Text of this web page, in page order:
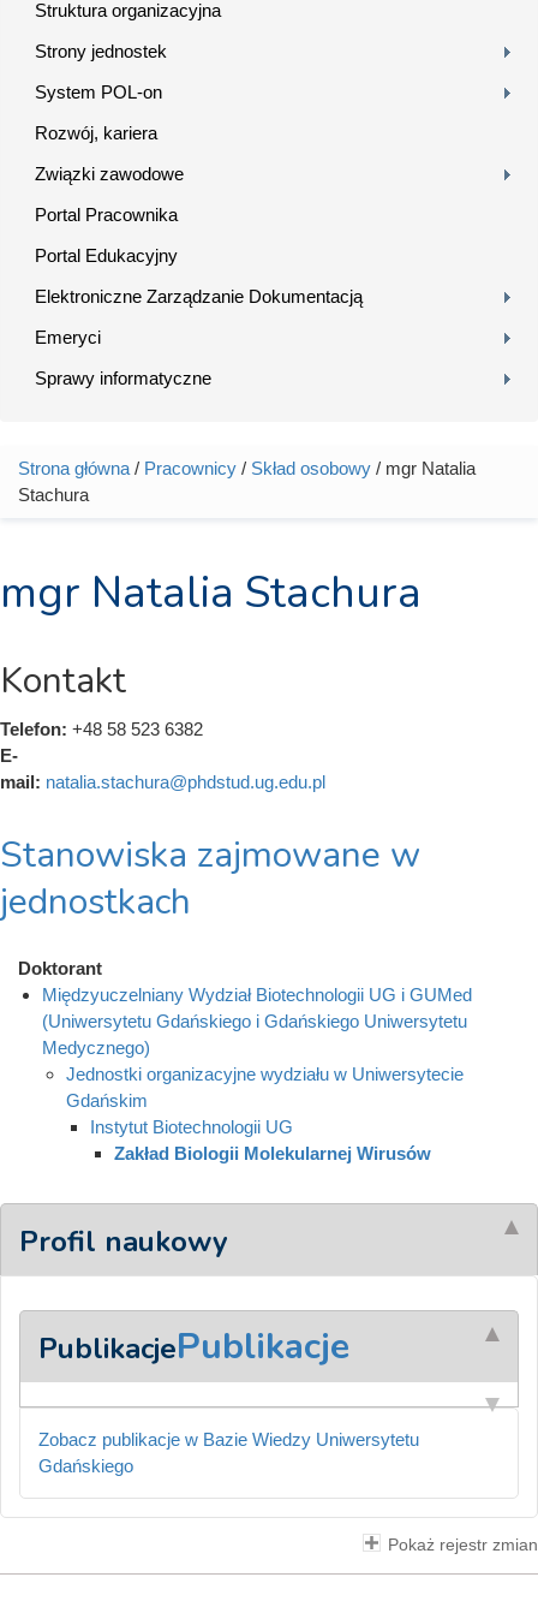
Struktura organizacyjna
Strony jednostek
System POL-on
Rozwój, kariera
Związki zawodowe
Portal Pracownika
Portal Edukacyjny
Elektroniczne Zarządzanie Dokumentacją
Emeryci
Sprawy informatyczne
Jesteś tutaj
Strona główna / Pracownicy / Skład osobowy / mgr Natalia
Stachura
mgr Natalia Stachura
Kontakt
Telefon: +48 58 523 6382
E-
mail: natalia.stachura@phdstud.ug.edu.pl
Stanowiska zajmowane w
jednostkach
Doktorant
Międzyuczelniany Wydział Biotechnologii UG i GUMed
(Uniwersytetu Gdańskiego i Gdańskiego Uniwersytetu
Medycznego)
Jednostki organizacyjne wydziału w Uniwersytecie
Gdańskim
Instytut Biotechnologii UG
Zakład Biologii Molekularnej Wirusów
Profil naukowy
PublikacjePublikacje
Zobacz publikacje w Bazie Wiedzy Uniwersytetu
Gdańskiego
Pokaż rejestr zmian